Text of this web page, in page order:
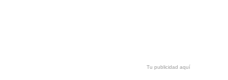
Tu publicidad aquí